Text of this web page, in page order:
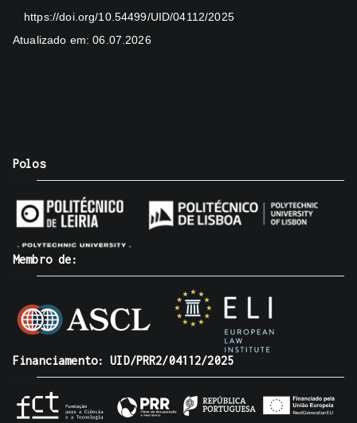
https://doi.org/10.54499/UID/04112/2025
Atualizado em: 06.07.2026
Polos
Membro de:
Financiamento: UID/PRR2/04112/2025